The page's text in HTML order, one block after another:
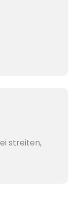
streiten,